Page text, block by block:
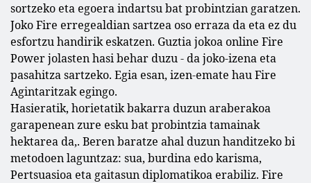
sortzeko eta egoera indartsu bat probintzian garatzen.
Joko Fire erregealdian sartzea oso erraza da eta ez du
esfortzu handirik eskatzen. Guztia jokoa online Fire
Power jolasten hasi behar duzu - da joko-izena eta
pasahitza sartzeko. Egia esan, izen-emate hau Fire
Agintaritzak egingo.
Hasieratik, horietatik bakarra duzun araberakoa
garapenean zure esku bat probintzia tamainak
hektarea da,. Beren baratze ahal duzun handitzeko bi
metodoen laguntzaz: sua, burdina edo karisma,
Pertsuasioa eta gaitasun diplomatikoa erabiliz. Fire